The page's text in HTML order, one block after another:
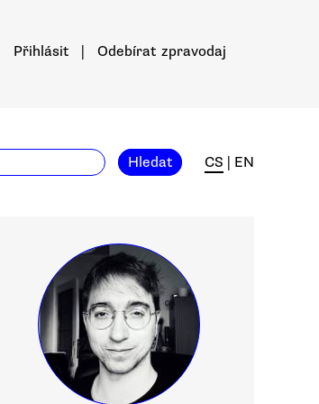
Přihlásit Odebírat zpravodaj
Hledat CS EN